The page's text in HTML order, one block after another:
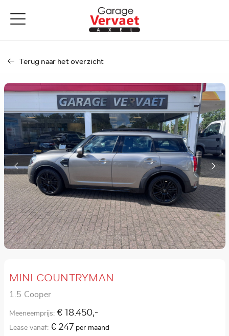
Terug naar het overzicht
MINI COUNTRYMAN
1.5 Cooper
Meeneemprijs:€ 18.450,-
Lease vanaf:€ 247 per maand